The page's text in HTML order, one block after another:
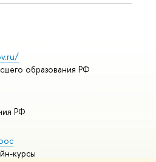
образования РФ
РФ
курсы